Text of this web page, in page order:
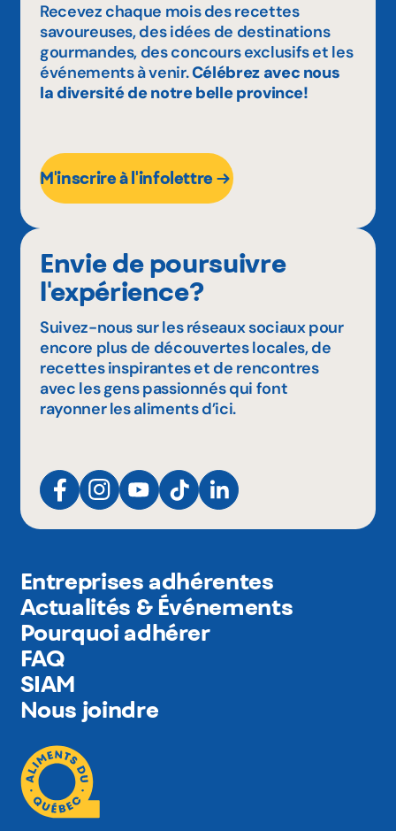
Recevez chaque mois des recettes
savoureuses, des idées de destinations
gourmandes, des concours exclusifs et les
événements à venir.Célébrez avec nous
la diversité de notre belle province!
M'inscrire à l'infolettre
Envie de poursuivre
l'expérience?
Suivez-nous sur les réseaux sociaux pour
encore plus de découvertes locales, de
recettes inspirantes et de rencontres
avec les gens passionnés qui font
rayonner les aliments d’ici.
Entreprises adhérentes
Actualités & Événements
Pourquoi adhérer
FAQ
SIAM
Nous joindre